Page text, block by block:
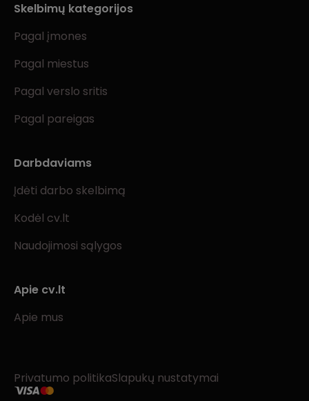
Skelbimų kategorijos
Pagal įmones
Pagal miestus
Pagal verslo sritis
Pagal pareigas
Darbdaviams
Įdėti darbo skelbimą
Kodėl cv.lt
Naudojimosi sąlygos
Apie cv.lt
Apie mus
Privatumo politikaSlapukų nustatymai